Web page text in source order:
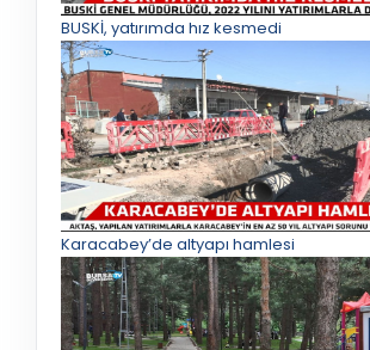
BUSKİ, yatırımda hız kesmedi
Karacabey’de altyapı hamlesi